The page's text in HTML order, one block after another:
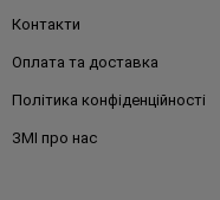
Контакти
Оплата та доставка
Політика конфіденційності
ЗМІ про нас